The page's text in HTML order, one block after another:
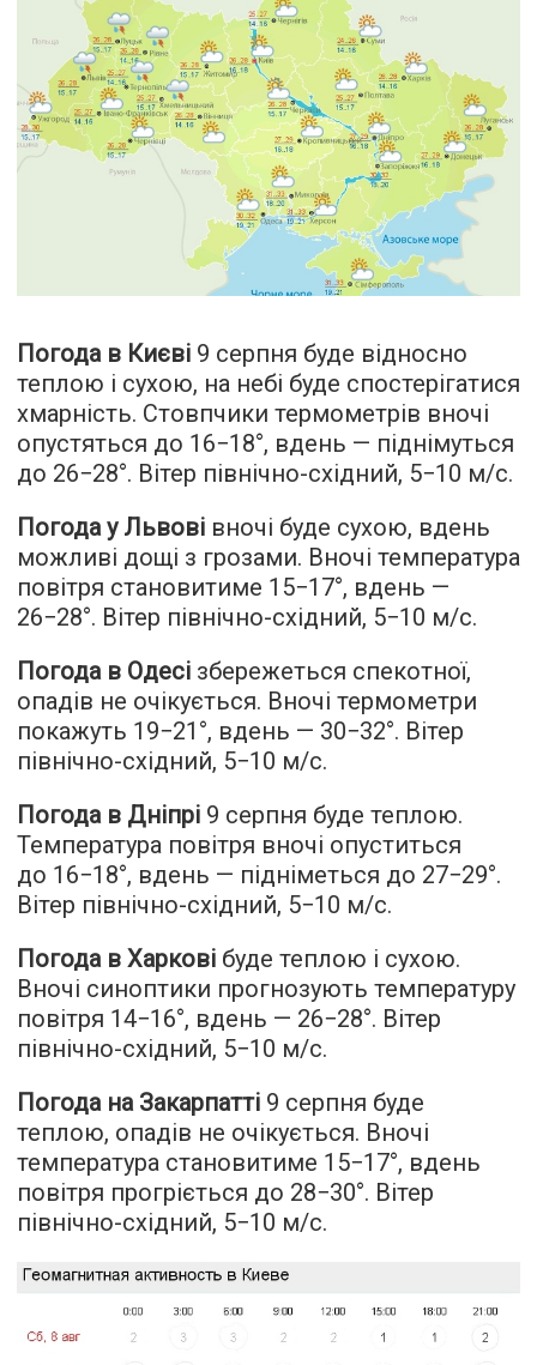
Погода в Києві 9 серпня буде відносно
теплою і сухою, на небі буде спостерігатися
хмарність. Стовпчики термометрів вночі
опустяться до 16−18°, вдень — піднімуться
до 26−28°. Вітер північно-східний, 5−10 м/с.
Погода у Львові вночі буде сухою, вдень
можливі дощі з грозами. Вночі температура
повітря становитиме 15−17°, вдень —
26−28°. Вітер північно-східний, 5−10 м/с.
Погода в Одесі збережеться спекотної,
опадів не очікується. Вночі термометри
покажуть 19−21°, вдень — 30−32°. Вітер
північно-східний, 5−10 м/с.
Погода в Дніпрі 9 серпня буде теплою.
Температура повітря вночі опуститься
до 16−18°, вдень — підніметься до 27−29°.
Вітер північно-східний, 5−10 м/с.
Погода в Харкові буде теплою і сухою.
Вночі синоптики прогнозують температуру
повітря 14−16°, вдень — 26−28°. Вітер
північно-східний, 5−10 м/с.
Погода на Закарпатті 9 серпня буде
теплою, опадів не очікується. Вночі
температура становитиме 15−17°, вдень
повітря прогріється до 28−30°. Вітер
північно-східний, 5−10 м/с.